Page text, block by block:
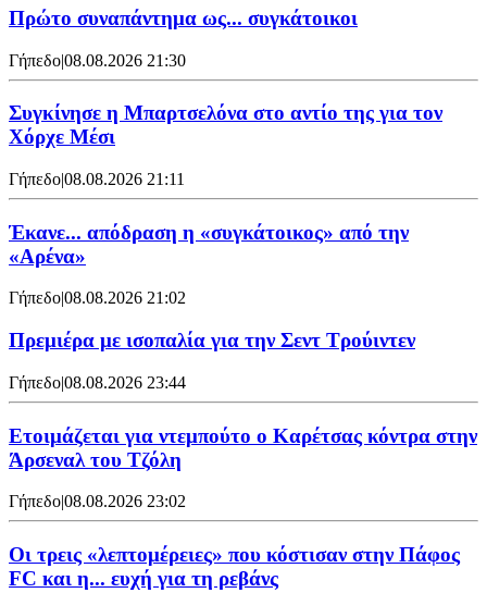
Πρώτο συναπάντημα ως... συγκάτοικοι
Γήπεδο|08.08.2026 21:30
Συγκίνησε η Μπαρτσελόνα στο αντίο της για τον
Χόρχε Μέσι
Γήπεδο|08.08.2026 21:11
Έκανε... απόδραση η «συγκάτοικος» από την
«Αρένα»
Γήπεδο|08.08.2026 21:02
Πρεμιέρα με ισοπαλία για την Σεντ Τρούιντεν
Γήπεδο|08.08.2026 23:44
Ετοιμάζεται για ντεμπούτο ο Καρέτσας κόντρα στην
Άρσεναλ του Τζόλη
Γήπεδο|08.08.2026 23:02
Οι τρεις «λεπτομέρειες» που κόστισαν στην Πάφος
FC και η... ευχή για τη ρεβάνς